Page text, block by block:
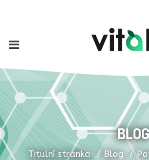
BLOG
Titulní stránka Blog